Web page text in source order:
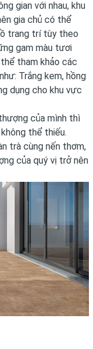
gian với nhau, khu
gia chủ có thể
trang trí tùy theo
gam màu tươi
tham khảo các
Trắng kem, hồng
dụng cho khu vực
của mình thì
thể thiếu.
trà cùng nến thơm,
của quý vị trở nên